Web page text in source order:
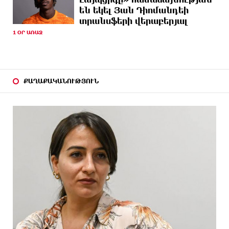
Ստեփանավանում ռուս կին է փորձել ինքնասպան
լինել
14 ԺԱՄ
ԵԱՏՄ֊ն չի ուզում, որ իր միջոցներով զարգանա
ԱՌԱՋ
Թրամփի 400 միլիոն դոլար արժողությամբ
Սպիտակ տան պարահանդեսային դահլիճի
Կաթողիկոսի նկատմամբ իրականացվող
բռնադատավարությունը միահեծան իշխանության
հետևանք է. Հանրային Դաշինք
Մեր երկրում իշխանության և ընդդիմության
անվերջանալի պայքարում տուժում է միայն ու
միայն ՀՀ քաղաքացին. Աննա Կոստանյան
Փրկարարները հայտանաբերել են մոլորված
զբոսաշրջիկներին
են եկել Յան Դիոմանդեի
տրանսֆերի վերաբերյալ
1 ՕՐ ԱՌԱՋ
ՔԱՂԱՔԱԿԱՆՈՒԹՅՈՒՆ